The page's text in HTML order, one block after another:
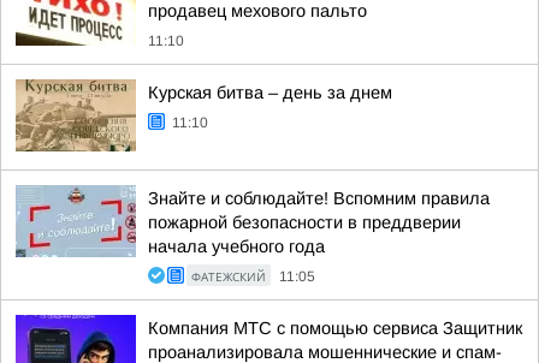
продавец мехового пальто
11:10
Курская битва – день за днем
11:10
Знайте и соблюдайте! Вспомним правила
пожарной безопасности в преддверии
начала учебного года
ФАТЕЖСКИЙ 11:05
Компания МТС с помощью сервиса Защитник
проанализировала мошеннические и спам-